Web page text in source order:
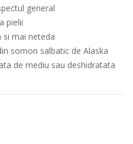
general
pielii
si mai neteda
somon salbatic de Alaska
de mediu sau deshidratata